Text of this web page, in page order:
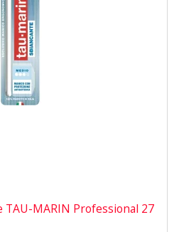
MARIN Professional 27